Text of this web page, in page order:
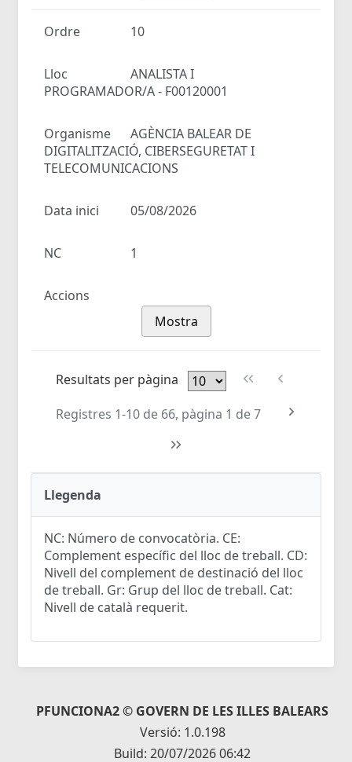
Ordre 10
Lloc
ANALISTA I
PROGRAMADOR/A - F00120001
Organisme
AGÈNCIA BALEAR DE
DIGITALITZACIÓ, CIBERSEGURETAT I
TELECOMUNICACIONS
Data inici 05/08/2026
NC 1
Accions
Mostra
Resultats per pàgina
Registres 1-10 de 66, pàgina 1 de 7
Llegenda
NC: Número de convocatòria. CE:
Complement específic del lloc de treball. CD:
Nivell del complement de destinació del lloc
de treball. Gr: Grup del lloc de treball. Cat:
Nivell de català requerit.
PFUNCIONA2 © GOVERN DE LES ILLES BALEARS
Versió: 1.0.198
Build: 20/07/2026 06:42